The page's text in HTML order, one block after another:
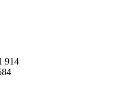
914